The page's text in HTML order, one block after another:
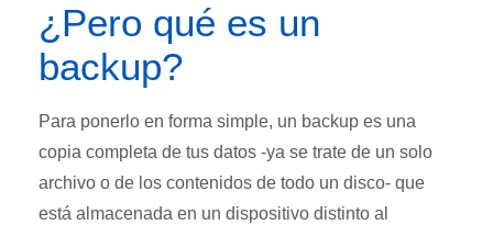
¿Pero qué es un
backup?
Para ponerlo en forma simple, un backup es una
copia completa de tus datos -ya se trate de un solo
archivo o de los contenidos de todo un disco- que
está almacenada en un dispositivo distinto al